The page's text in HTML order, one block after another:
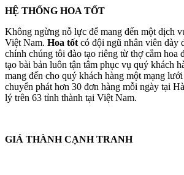
HỆ THỐNG HOA TỐT
Không ngừng nỗ lực để mang đến một dịch
Việt Nam. Hoa tốt có đội ngũ nhân viên dày
chính chúng tôi đào tạo riêng từ thợ cắm hoa
tạo bài bản luôn tận tâm phục vụ quý khách
mang đến cho quý khách hàng một mạng
chuyển phát hơn 30 đơn hàng mỗi ngày tại
lý trên 63 tỉnh thành tại Việt Nam.
GIÁ THÀNH CẠNH TRANH